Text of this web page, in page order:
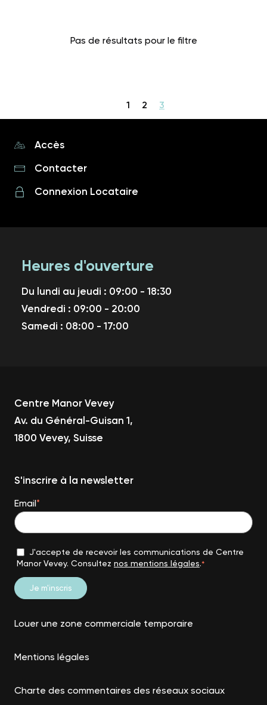
Pas de résultats pour le filtre
1 2 3
Accès
Contacter
Connexion Locataire
Heures d'ouverture
Du lundi au jeudi : 09:00 - 18:30
Vendredi : 09:00 - 20:00
Samedi : 08:00 - 17:00
Centre Manor Vevey
Av. du Général-Guisan 1,
1800 Vevey, Suisse
S'inscrire à la newsletter
Email*
J'accepte de recevoir les communications de Centre
Manor Vevey. Consultez nos mentions légales.*
Louer une zone commerciale temporaire
Mentions légales
Charte des commentaires des réseaux sociaux